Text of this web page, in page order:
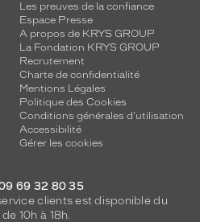
Les preuves de la confiance
Espace Presse
A propos de KRYS GROUP
La Fondation KRYS GROUP
Recrutement
Charte de confidentialité
Mentions Légales
Politique des Cookies
Conditions générales d'utilisation
Accessibilité
Gérer les cookies
69 32 80 35
clients est disponible du
10h à 18h.